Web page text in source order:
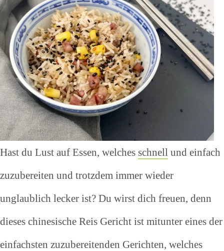
Hast du Lust auf Essen, welches schnell und einfach
zuzubereiten und trotzdem immer wieder
unglaublich lecker ist? Du wirst dich freuen, denn
dieses chinesische Reis Gericht ist mitunter eines der
einfachsten zuzubereitenden Gerichten, welches